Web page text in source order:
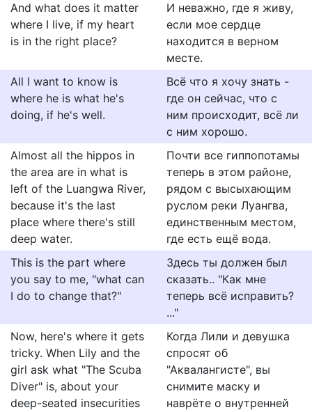
And what does it matter
where I live, if my heart
is in the right place?
И неважно, где я живу,
если мое сердце
находится в верном
месте.
All I want to know is
where he is what he's
doing, if he's well.
Всё что я хочу знать -
где он сейчас, что с
ним происходит, всё ли
с ним хорошо.
Almost all the hippos in
the area are in what is
left of the Luangwa River,
because it's the last
place where there's still
deep water.
Почти все гиппопотамы
теперь в этом районе,
рядом с высыхающим
руслом реки Луангва,
единственным местом,
где есть ещё вода.
This is the part where
you say to me, "what can
I do to change that?"
Здесь ты должен был
сказать.. "Как мне
теперь всё исправить?
..."
Now, here's where it gets
tricky. When Lily and the
girl ask what "The Scuba
Diver" is, about your
deep-seated insecurities
Когда Лили и девушка
спросят об
"Аквалангисте", вы
снимите маску и
наврёте о внутренней